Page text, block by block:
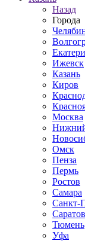
Назад
Города
Ижевск
Казань
Киров
Москва
Омск
Пенза
Пермь
Ростов
Самара
Санкт-
Саратов
Тюмень
Уфа